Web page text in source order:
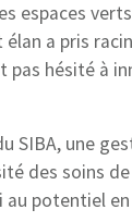
espaces
a pris
pas hésité à
SIBA, une
des soins
potentiel